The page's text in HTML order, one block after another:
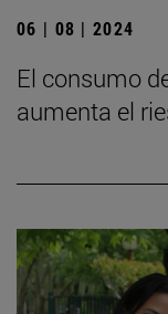
06 | 08 | 2024
El consumo
aumenta el